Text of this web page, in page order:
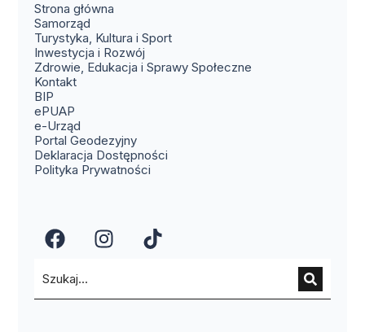
Strona główna
Samorząd
Turystyka, Kultura i Sport
Inwestycja i Rozwój
Zdrowie, Edukacja i Sprawy Społeczne
Kontakt(otwiera się w nowym oknie)
BIP
ePUAP
e-Urząd
Portal Geodezyjny(otwiera się w nowym oknie)
Deklaracja Dostępności
Polityka Prywatności
(otwiera się w nowym oknie)
(otwiera się w nowym
(otwiera się w